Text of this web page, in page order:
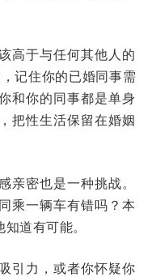
高于与任何其他人的
记住你的已婚同事需
和你的同事都是单身
把性生活保留在婚姻
亲密也是一种挑战。
乘一辆车有错吗？本
道有可能。
引力，或者你怀疑你